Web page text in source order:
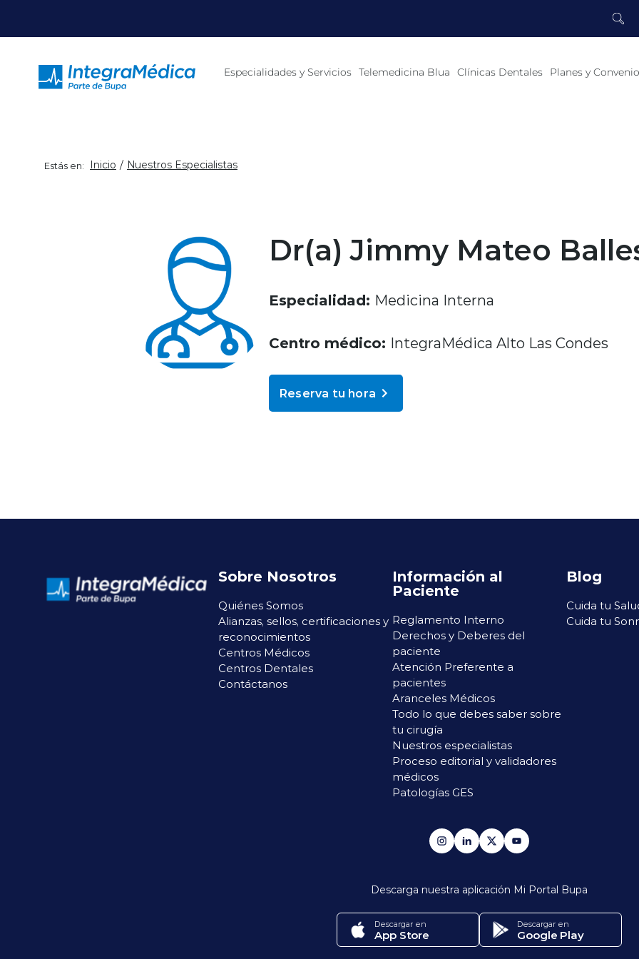
Especialidades y Servicios Telemedicina Blua Clínicas Dentales Planes y
Estás en: Inicio Nuestros Especialistas
Dr(a) Jimmy Mateo
Especialidad: Medicina Interna
Centro médico: IntegraMédica Alto Las Condes
Reserva tu hora
Sobre Nosotros
Quiénes Somos
Alianzas, sellos, certificaciones y
reconocimientos
Centros Médicos
Centros Dentales
Contáctanos
Información al
Paciente
Reglamento Interno
Derechos y Deberes del
paciente
Atención Preferente a
pacientes
Aranceles Médicos
Todo lo que debes saber sobre
tu cirugía
Nuestros especialistas
Proceso editorial y validadores
médicos
Patologías GES
Blog
Cuida tu
Cuida tu
Descarga nuestra aplicación Mi Portal Bupa
Descargar en
App Store
Descargar en
Google Play